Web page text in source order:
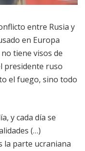
entre Rusia y
en Europa
tiene visos de
presidente ruso
el fuego, sino todo
y cada día se
(…)
la parte ucraniana